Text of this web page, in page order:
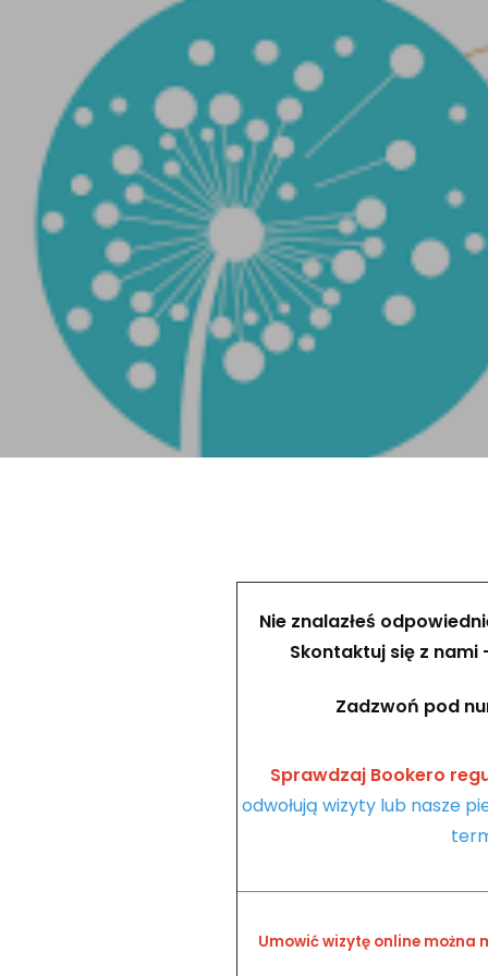
Nie znalazłeś
Skontaktuj się z
Zadzwoń pod
Sprawdzaj Bookero
odwołują wizyty lub nasze
Umowić wizytę online można